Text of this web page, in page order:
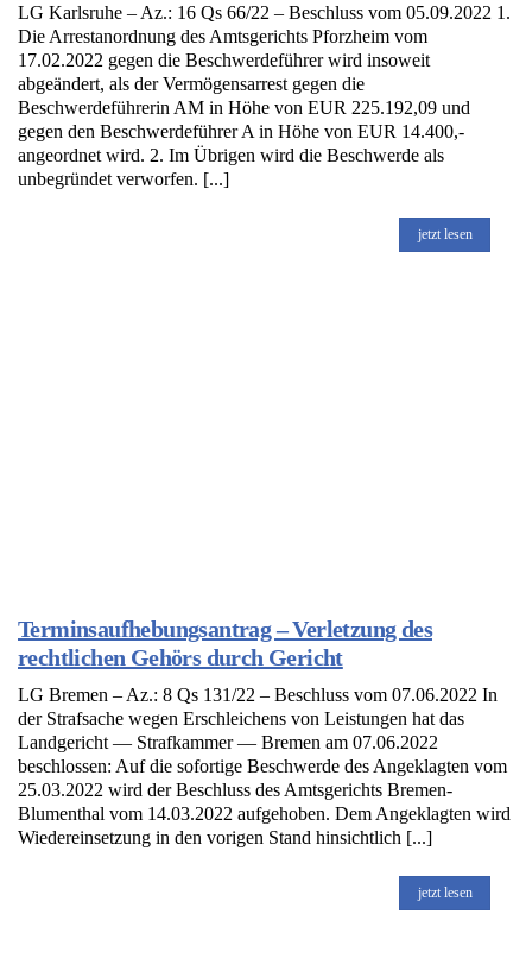
LG Karlsruhe – Az.: 16 Qs 66/22 – Beschluss vom 05.09.2022 1.
Die Arrestanordnung des Amtsgerichts Pforzheim vom
17.02.2022 gegen die Beschwerdeführer wird insoweit
abgeändert, als der Vermögensarrest gegen die
Beschwerdeführerin AM in Höhe von EUR 225.192,09 und
gegen den Beschwerdeführer A in Höhe von EUR 14.400,-
angeordnet wird. 2. Im Übrigen wird die Beschwerde als
unbegründet verworfen. [...]
jetzt lesen
Terminsaufhebungsantrag – Verletzung des
rechtlichen Gehörs durch Gericht
LG Bremen – Az.: 8 Qs 131/22 – Beschluss vom 07.06.2022 In
der Strafsache wegen Erschleichens von Leistungen hat das
Landgericht — Strafkammer — Bremen am 07.06.2022
beschlossen: Auf die sofortige Beschwerde des Angeklagten vom
25.03.2022 wird der Beschluss des Amtsgerichts Bremen-
Blumenthal vom 14.03.2022 aufgehoben. Dem Angeklagten wird
Wiedereinsetzung in den vorigen Stand hinsichtlich [...]
jetzt lesen